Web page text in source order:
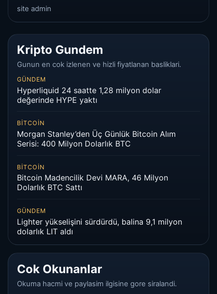
site admin
Kripto Gundem
Gunun en cok izlenen ve hizli fiyatlanan basliklari.
GÜNDEM
Hyperliquid 24 saatte 1,28 milyon dolar
değerinde HYPE yaktı
BITCOIN
Morgan Stanley’den Üç Günlük Bitcoin Alım
Serisi: 400 Milyon Dolarlık BTC
BITCOIN
Bitcoin Madencilik Devi MARA, 46 Milyon
Dolarlık BTC Sattı
GÜNDEM
Lighter yükselişini sürdürdü, balina 9,1 milyon
dolarlık LIT aldı
Cok Okunanlar
Okuma hacmi ve paylasim ilgisine gore siralandi.